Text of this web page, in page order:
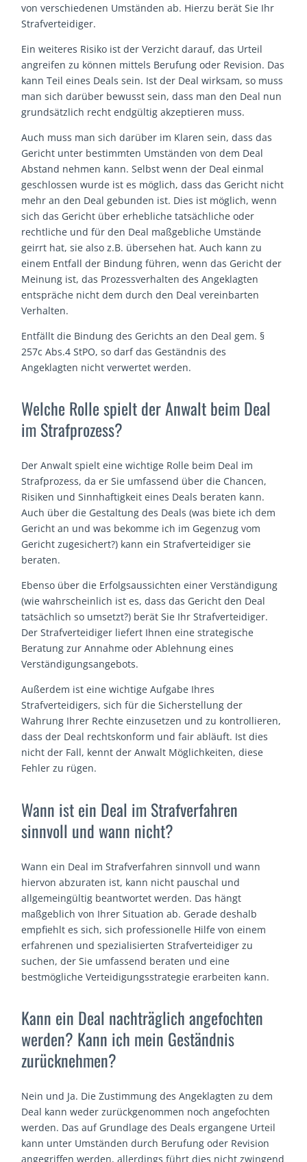
von verschiedenen Umständen ab. Hierzu berät Sie Ihr
Strafverteidiger.
Ein weiteres Risiko ist der Verzicht darauf, das Urteil
angreifen zu können mittels Berufung oder Revision. Das
kann Teil eines Deals sein. Ist der Deal wirksam, so muss
man sich darüber bewusst sein, dass man den Deal nun
grundsätzlich recht endgültig akzeptieren muss.
Auch muss man sich darüber im Klaren sein, dass das
Gericht unter bestimmten Umständen von dem Deal
Abstand nehmen kann. Selbst wenn der Deal einmal
geschlossen wurde ist es möglich, dass das Gericht nicht
mehr an den Deal gebunden ist. Dies ist möglich, wenn
sich das Gericht über erhebliche tatsächliche oder
rechtliche und für den Deal maßgebliche Umstände
geirrt hat, sie also z.B. übersehen hat. Auch kann zu
einem Entfall der Bindung führen, wenn das Gericht der
Meinung ist, das Prozessverhalten des Angeklagten
entspräche nicht dem durch den Deal vereinbarten
Verhalten.
Entfällt die Bindung des Gerichts an den Deal gem. §
257c Abs.4 StPO, so darf das Geständnis des
Angeklagten nicht verwertet werden.
Welche Rolle spielt der Anwalt beim Deal
im Strafprozess?
Der Anwalt spielt eine wichtige Rolle beim Deal im
Strafprozess, da er Sie umfassend über die Chancen,
Risiken und Sinnhaftigkeit eines Deals beraten kann.
Auch über die Gestaltung des Deals (was biete ich dem
Gericht an und was bekomme ich im Gegenzug vom
Gericht zugesichert?) kann ein Strafverteidiger sie
beraten.
Ebenso über die Erfolgsaussichten einer Verständigung
(wie wahrscheinlich ist es, dass das Gericht den Deal
tatsächlich so umsetzt?) berät Sie Ihr Strafverteidiger.
Der Strafverteidiger liefert Ihnen eine strategische
Beratung zur Annahme oder Ablehnung eines
Verständigungsangebots.
Außerdem ist eine wichtige Aufgabe Ihres
Strafverteidigers, sich für die Sicherstellung der
Wahrung Ihrer Rechte einzusetzen und zu kontrollieren,
dass der Deal rechtskonform und fair abläuft. Ist dies
nicht der Fall, kennt der Anwalt Möglichkeiten, diese
Fehler zu rügen.
Wann ist ein Deal im Strafverfahren
sinnvoll und wann nicht?
Wann ein Deal im Strafverfahren sinnvoll und wann
hiervon abzuraten ist, kann nicht pauschal und
allgemeingültig beantwortet werden. Das hängt
maßgeblich von Ihrer Situation ab. Gerade deshalb
empfiehlt es sich, sich professionelle Hilfe von einem
erfahrenen und spezialisierten Strafverteidiger zu
suchen, der Sie umfassend beraten und eine
bestmögliche Verteidigungsstrategie erarbeiten kann.
Kann ein Deal nachträglich angefochten
werden? Kann ich mein Geständnis
zurücknehmen?
Nein und Ja. Die Zustimmung des Angeklagten zu dem
Deal kann weder zurückgenommen noch angefochten
werden. Das auf Grundlage des Deals ergangene Urteil
kann unter Umständen durch Berufung oder Revision
angegriffen werden, allerdings führt dies nicht zwingend